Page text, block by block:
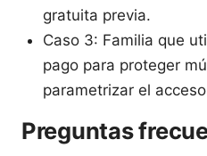
gratuita previa.
Caso 3: Familia que
pago para proteger
parametrizar el
Preguntas